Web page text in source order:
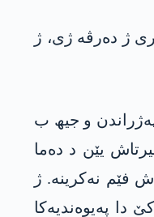
ژ دەرڤە ژی، ژ
و جیھ ب
یێن د دەما
فێم نەکرینە. ژ
د ناڤبەرا ئەردۆگان و پەکەکێ دا پەیوەندیەکا